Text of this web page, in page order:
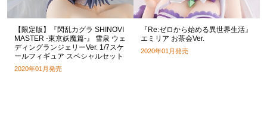
【限定版】『閃乱カグラ SHINOVI
MASTER -東京妖魔篇-』 雪泉 ウェ
ディングランジェリーVer. 1/7スケ
ールフィギュア スペシャルセット
2020年01月発売
『Re:ゼロから始める異世界生活』
エミリア お茶会Ver.
2020年01月発売